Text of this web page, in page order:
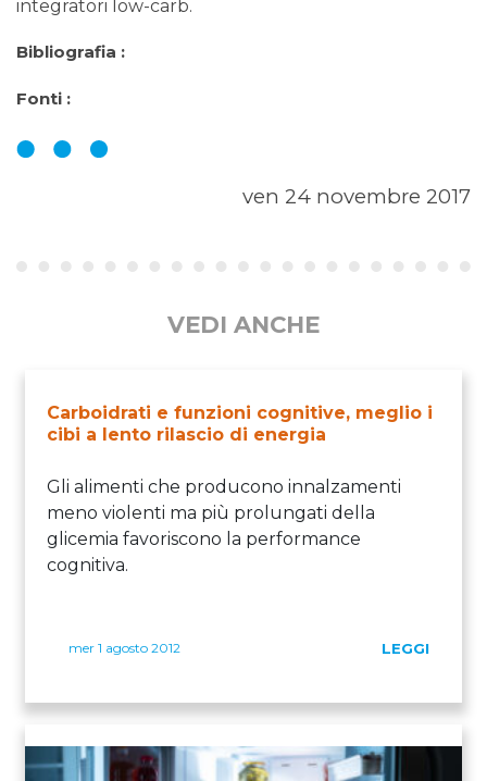
integratori low-carb.
Bibliografia :
Fonti :
ven 24 novembre 2017
VEDI ANCHE
Carboidrati e funzioni cognitive, meglio i
cibi a lento rilascio di energia
Gli alimenti che producono innalzamenti
meno violenti ma più prolungati della
glicemia favoriscono la performance
cognitiva.
mer 1 agosto 2012 LEGGI